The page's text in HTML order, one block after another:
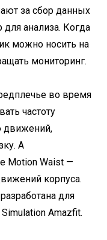
за сбор данных
анализа. Когда
можно носить на
мониторинг.
во время
частоту
движений,
А
Motion Waist —
корпуса.
для
Amazfit.